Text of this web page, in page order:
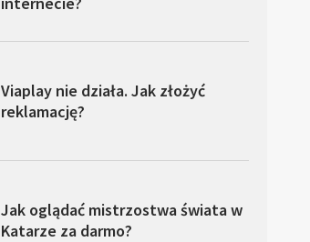
Viaplay nie działa. Jak złożyć
reklamację?
Jak oglądać mistrzostwa świata w
Katarze za darmo?